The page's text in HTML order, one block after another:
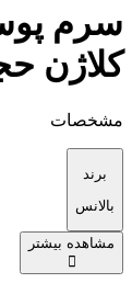
سرم
کلاژن حجم 30
مشخصات
برند
بالانس
مشاهده بیشتر